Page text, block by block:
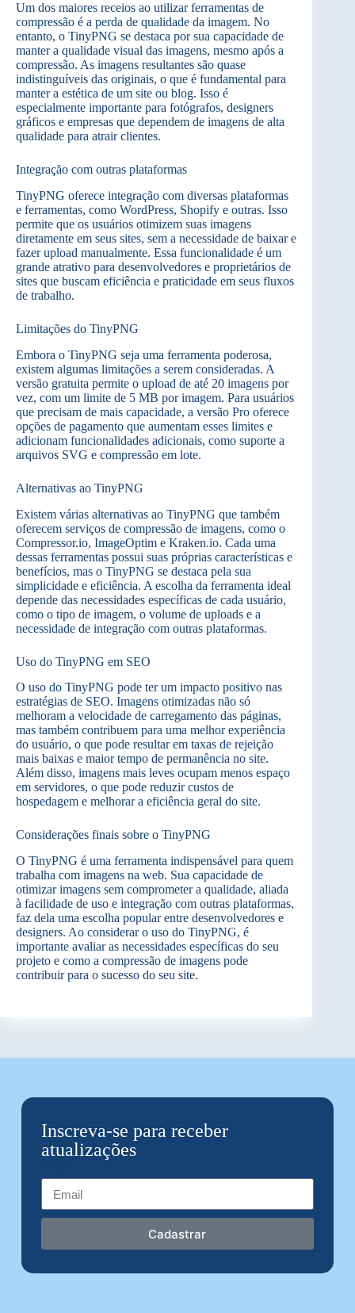
Um dos maiores receios ao utilizar ferramentas de
compressão é a perda de qualidade da imagem. No
entanto, o TinyPNG se destaca por sua capacidade de
manter a qualidade visual das imagens, mesmo após a
compressão. As imagens resultantes são quase
indistinguíveis das originais, o que é fundamental para
manter a estética de um site ou blog. Isso é
especialmente importante para fotógrafos, designers
gráficos e empresas que dependem de imagens de alta
qualidade para atrair clientes.
Integração com outras plataformas
TinyPNG oferece integração com diversas plataformas
e ferramentas, como WordPress, Shopify e outras. Isso
permite que os usuários otimizem suas imagens
diretamente em seus sites, sem a necessidade de baixar e
fazer upload manualmente. Essa funcionalidade é um
grande atrativo para desenvolvedores e proprietários de
sites que buscam eficiência e praticidade em seus fluxos
de trabalho.
Limitações do TinyPNG
Embora o TinyPNG seja uma ferramenta poderosa,
existem algumas limitações a serem consideradas. A
versão gratuita permite o upload de até 20 imagens por
vez, com um limite de 5 MB por imagem. Para usuários
que precisam de mais capacidade, a versão Pro oferece
opções de pagamento que aumentam esses limites e
adicionam funcionalidades adicionais, como suporte a
arquivos SVG e compressão em lote.
Alternativas ao TinyPNG
Existem várias alternativas ao TinyPNG que também
oferecem serviços de compressão de imagens, como o
Compressor.io, ImageOptim e Kraken.io. Cada uma
dessas ferramentas possui suas próprias características e
benefícios, mas o TinyPNG se destaca pela sua
simplicidade e eficiência. A escolha da ferramenta ideal
depende das necessidades específicas de cada usuário,
como o tipo de imagem, o volume de uploads e a
necessidade de integração com outras plataformas.
Uso do TinyPNG em SEO
O uso do TinyPNG pode ter um impacto positivo nas
estratégias de SEO. Imagens otimizadas não só
melhoram a velocidade de carregamento das páginas,
mas também contribuem para uma melhor experiência
do usuário, o que pode resultar em taxas de rejeição
mais baixas e maior tempo de permanência no site.
Além disso, imagens mais leves ocupam menos espaço
em servidores, o que pode reduzir custos de
hospedagem e melhorar a eficiência geral do site.
Considerações finais sobre o TinyPNG
O TinyPNG é uma ferramenta indispensável para quem
trabalha com imagens na web. Sua capacidade de
otimizar imagens sem comprometer a qualidade, aliada
à facilidade de uso e integração com outras plataformas,
faz dela uma escolha popular entre desenvolvedores e
designers. Ao considerar o uso do TinyPNG, é
importante avaliar as necessidades específicas do seu
projeto e como a compressão de imagens pode
contribuir para o sucesso do seu site.
Inscreva-se para receber
atualizações
Cadastrar